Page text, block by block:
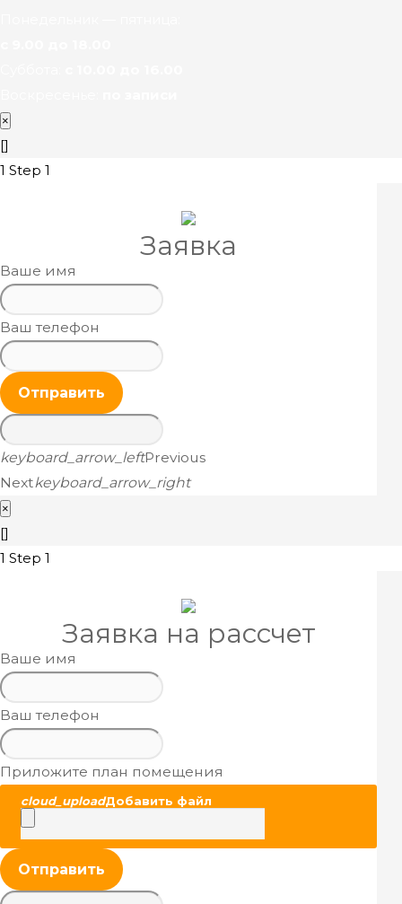
×
[]
1 Step 1
Заявка
Ваше имя
Ваш телефон
Отправить
keyboard_arrow_leftPrevious
Nextkeyboard_arrow_right
×
[]
1 Step 1
Заявка на рассчет
Ваше имя
Ваш телефон
Приложите план помещения
cloud_uploadДобавить файл
Отправить